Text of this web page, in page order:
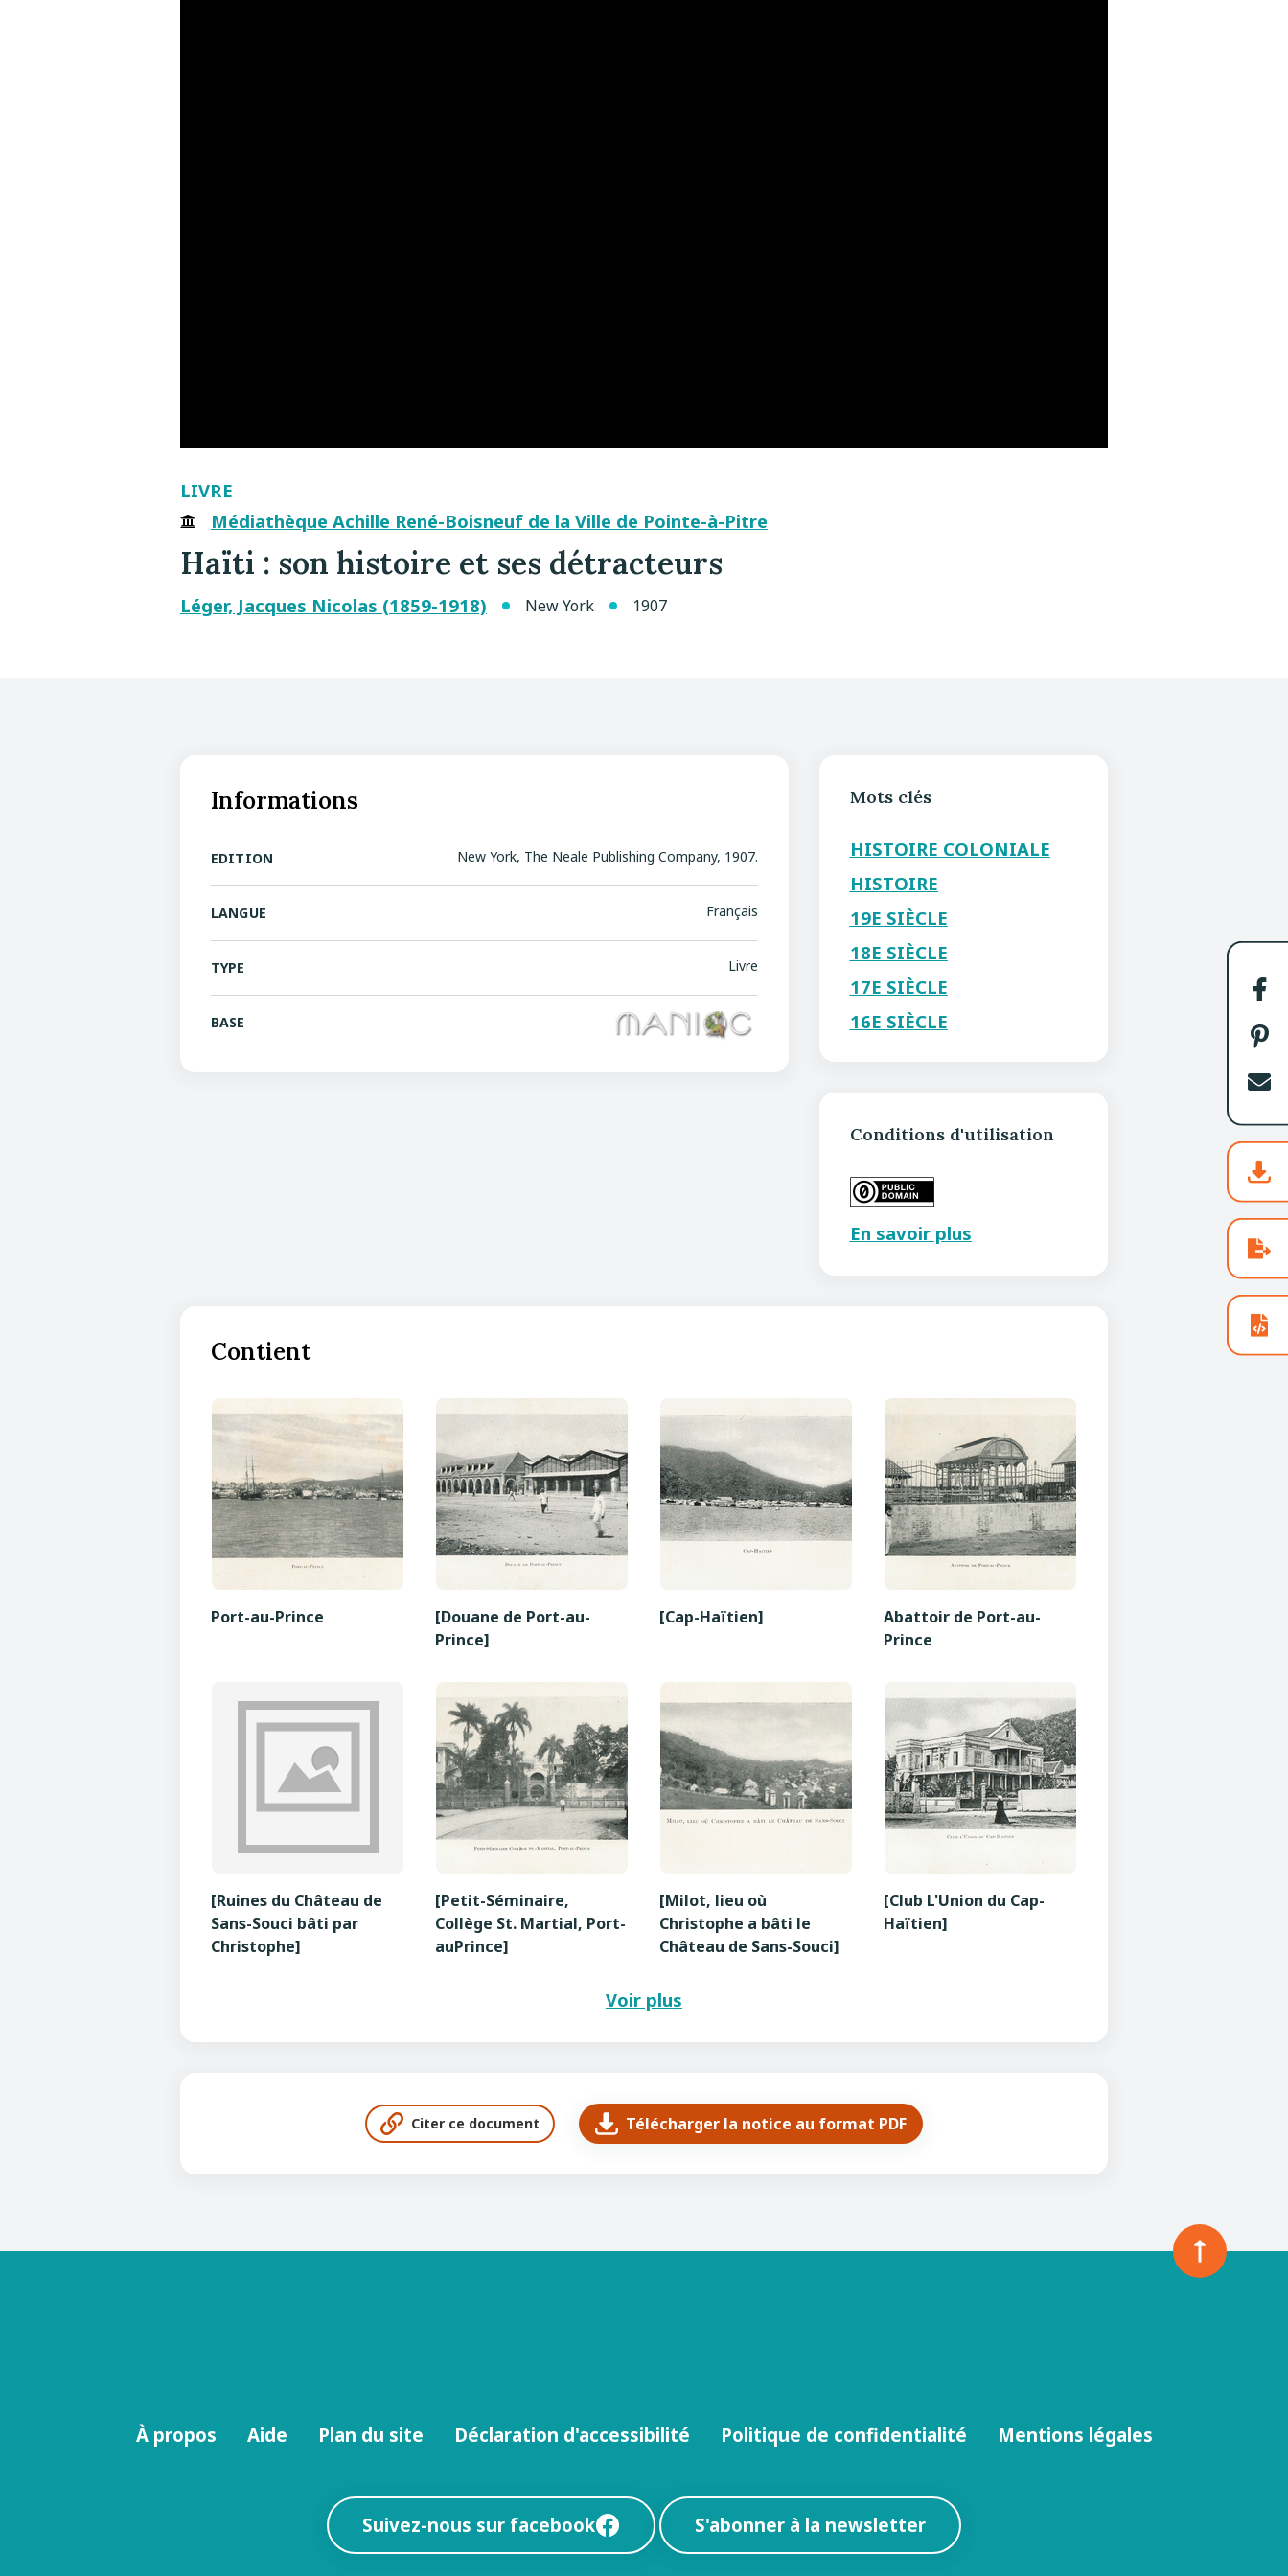
LIVRE
Médiathèque Achille René-Boisneuf de la Ville de Pointe-à-Pitre
Haïti : son histoire et ses détracteurs
Léger, Jacques Nicolas (1859-1918) New York 1907
Informations
EDITION New York, The Neale Publishing Company, 1907.
LANGUE Français
TYPE Livre
BASE
Mots clés
HISTOIRE COLONIALE
HISTOIRE
19E SIÈCLE
18E SIÈCLE
17E SIÈCLE
16E SIÈCLE
Conditions d'utilisation
En savoir plus
Contient
Port-au-Prince
[Douane de Port-au-
Prince]
[Cap-Haïtien]
Abattoir de Port-au-
Prince
[Ruines du Château de
Sans-Souci bâti par
Christophe]
[Petit-Séminaire,
Collège St. Martial, Port-
auPrince]
[Milot, lieu où
Christophe a bâti le
Château de Sans-Souci]
[Club L'Union du Cap-
Haïtien]
Voir plus
Citer ce document Télécharger la notice au format PDF
sur
sur
MenuÀ propos Aide Plan du site Déclaration d'accessibilité Politique de confidentialité Mentions légales
Suivez-nous sur facebook S'abonner à la newsletter